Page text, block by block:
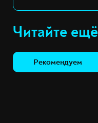
Читайте ещё
Рекомендуем